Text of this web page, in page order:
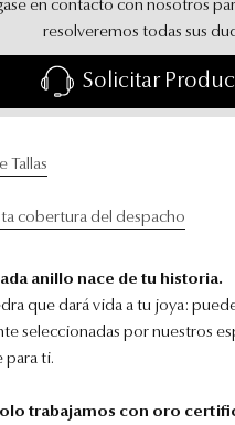
en contacto con nosotros
resolveremos todas sus
Solicitar
Tallas
cobertura del despacho
anillo nace de tu historia.
que dará vida a tu joya:
seleccionadas por nuestros
para ti.
trabajamos con oro